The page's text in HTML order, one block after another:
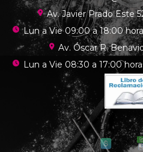
Av. Javier Prado Este
Lun a Vie 09:00 a 18:00
Av. Óscar R.
Lun a Vie 08:30 a 17:00